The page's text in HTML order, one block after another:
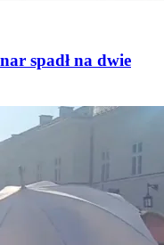
spadł na dwie